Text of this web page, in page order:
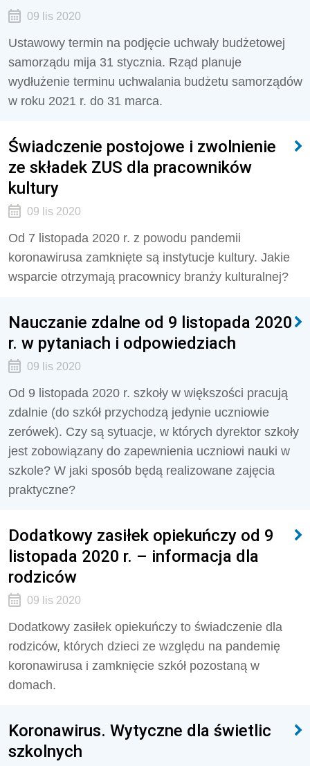
09 lis 2020
Ustawowy termin na podjęcie uchwały budżetowej
samorządu mija 31 stycznia. Rząd planuje
wydłużenie terminu uchwalania budżetu samorządów
w roku 2021 r. do 31 marca.
Świadczenie postojowe i zwolnienie
ze składek ZUS dla pracowników
kultury
09 lis 2020
Od 7 listopada 2020 r. z powodu pandemii
koronawirusa zamknięte są instytucje kultury. Jakie
wsparcie otrzymają pracownicy branży kulturalnej?
Nauczanie zdalne od 9 listopada 2020
r. w pytaniach i odpowiedziach
09 lis 2020
Od 9 listopada 2020 r. szkoły w większości pracują
zdalnie (do szkół przychodzą jedynie uczniowie
zerówek). Czy są sytuacje, w których dyrektor szkoły
jest zobowiązany do zapewnienia uczniowi nauki w
szkole? W jaki sposób będą realizowane zajęcia
praktyczne?
Dodatkowy zasiłek opiekuńczy od 9
listopada 2020 r. – informacja dla
rodziców
09 lis 2020
Dodatkowy zasiłek opiekuńczy to świadczenie dla
rodziców, których dzieci ze względu na pandemię
koronawirusa i zamknięcie szkół pozostaną w
domach.
Koronawirus. Wytyczne dla świetlic
szkolnych